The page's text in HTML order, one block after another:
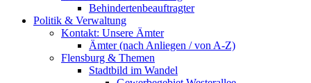
Behindertenbeauftragter
Politik & Verwaltung
Kontakt: Unsere Ämter
Ämter (nach Anliegen / von A-Z)
Flensburg & Themen
Stadtbild im Wandel